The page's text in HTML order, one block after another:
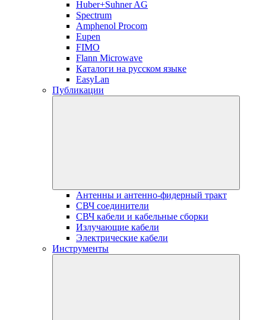
Huber+Suhner AG
Spectrum
Amphenol Procom
Eupen
FIMO
Flann Microwave
Каталоги на русском языке
EasyLan
Публикации
Антенны и антенно-фидерный тракт
СВЧ соединители
СВЧ кабели и кабельные сборки
Излучающие кабели
Электрические кабели
Инструменты